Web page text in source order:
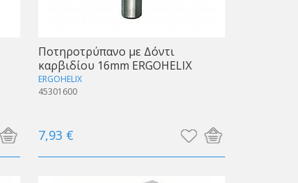
Ποτηροτρύπανo με Δόντι
καρβιδίου 16mm ERGOHELIX
ERGOHELIX
45301600
7,93 €